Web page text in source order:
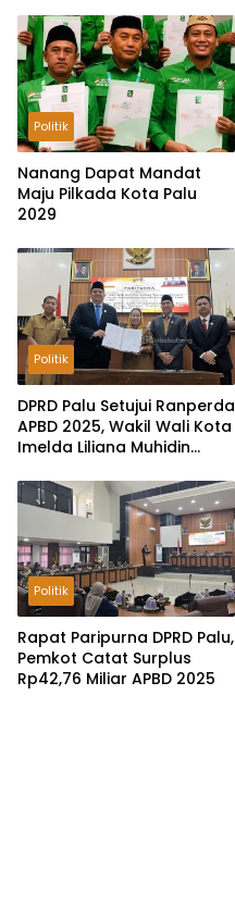
Politik
Nanang Dapat Mandat
Maju Pilkada Kota Palu
2029
Politik
DPRD Palu Setujui Ranperda
APBD 2025, Wakil Wali Kota
Imelda Liliana Muhidin
Keuangan Terus Dibenahi
Politik
Rapat Paripurna DPRD Palu,
Pemkot Catat Surplus
Rp42,76 Miliar APBD 2025